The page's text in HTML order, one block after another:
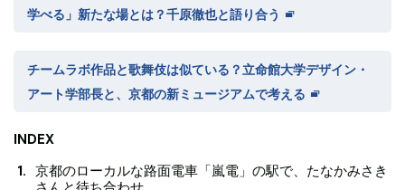
学べる」新たな場とは？千原徹也と語り合う
チームラボ作品と歌舞伎は似ている？立命館大学デザイン・
アート学部長と、京都の新ミュージアムで考える
INDEX
京都のローカルな路面電車「嵐電」の駅で、たなかみさき